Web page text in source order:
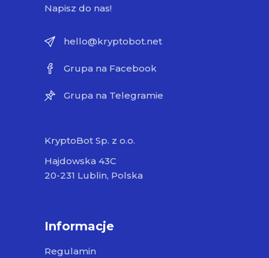
Napisz do nas!
hello@kryptobot.net
Grupa na Facebook
Grupa na Telegramie
KryptoBot Sp. z o.o.
Hajdowska 43C
20-231 Lublin, Polska
Informacje
Regulamin